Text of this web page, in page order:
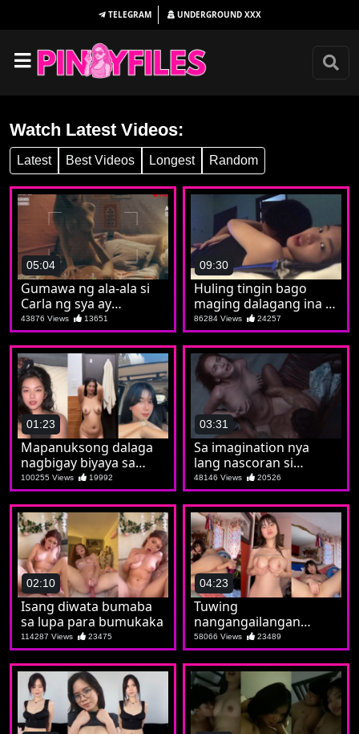
TELEGRAM UNDERGROUND XXX
Watch Latest Videos:
Latest Best Videos Longest Random
05:04
Gumawa ng ala-ala si
Carla ng sya ay
nagpakaputa at
pumatong sa batuta
43876 Views 13651
09:30
Huling tingin bago
maging dalagang ina si
Christine
86284 Views 24257
01:23
Mapanuksong dalaga
nagbigay biyaya sa
madla
100255 Views 19992
03:31
Sa imagination nya
lang nascoran si
Maricon
48146 Views 20526
02:10
Isang diwata bumaba
sa lupa para bumukaka
114287 Views 23475
04:23
Tuwing
nangangailangan
nagsoshow si Marian
58066 Views 23489